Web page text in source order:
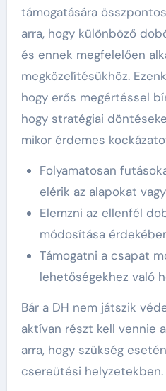
támogatására
arra, hogy különböző
és ennek megfelelően
megközelítésükhöz.
hogy erős megértéssel
hogy stratégiai
mikor érdemes
Folyamatosan
elérik az alapokat
Elemzni az ellenfél
módosítása
Támogatni a csapat
lehetőségekhez való
Bár a DH nem játszik
aktívan részt kell vennie
arra, hogy szükség
csereütési helyzetekben.